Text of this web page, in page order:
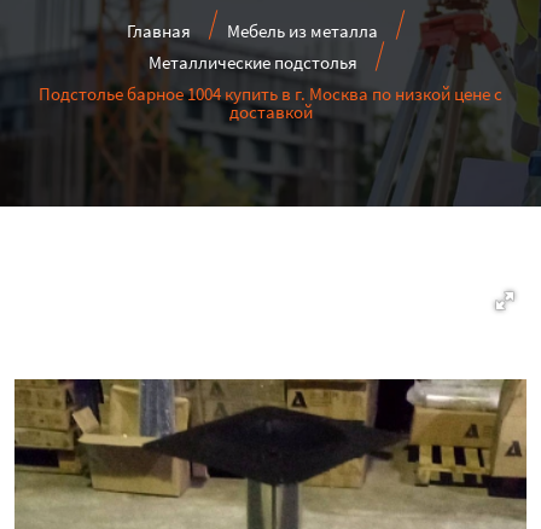
Главная
Мебель из металла
Металлические подстолья
Подстолье барное 1004 купить в г. Москва по низкой цене с
доставкой